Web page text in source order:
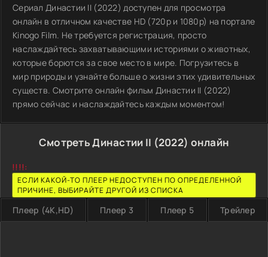
Сериал Династии II (2022) доступен для просмотра
онлайн в отличном качестве HD (720p и 1080p) на портале
Kinogo Film. Не требуется регистрация, просто
наслаждайтесь захватывающими историями о животных,
которые борются за свое место в мире. Погрузитесь в
мир природы и узнайте больше о жизни этих удивительных
существ. Смотрите онлайн фильм Династии II (2022)
прямо сейчас и наслаждайтесь каждым моментом!
Смотреть Династии II (2022) онлайн
!!!!:
ЕСЛИ КАКОЙ-ТО ПЛЕЕР НЕДОСТУПЕН ПО ОПРЕДЕЛЕННОЙ
ПРИЧИНЕ, ВЫБИРАЙТЕ ДРУГОЙ ИЗ СПИСКА
Плеер (4K,HD) Плеер 3 Плеер 5 Трейлер